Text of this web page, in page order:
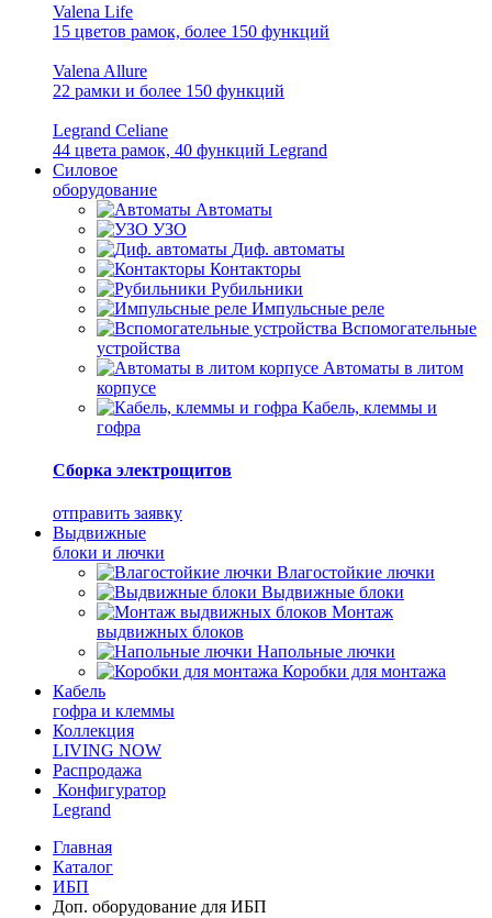
Valena Life
15 цветов рамок, более 150 функций
Valena Allure
22 рамки и более 150 функций
Legrand Celiane
44 цвета рамок, 40 функций Legrand
Силовое
оборудование
Автоматы
УЗО
Диф. автоматы
Контакторы
Рубильники
Импульсные реле
Вспомогательные
устройства
Автоматы в литом
корпусе
Кабель, клеммы и
гофра
Сборка электрощитов
отправить заявку
Выдвижные
блоки и лючки
Влагостойкие лючки
Выдвижные блоки
Монтаж
выдвижных блоков
Напольные лючки
Коробки для монтажа
Кабель
гофра и клеммы
Коллекция
LIVING NOW
Распродажа
Конфигуратор
Legrand
Главная
Каталог
ИБП
Доп. оборудование для ИБП